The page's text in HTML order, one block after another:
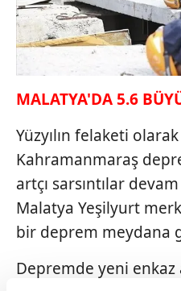
MALATYA'DA 5.6
Yüzyılın felaketi
Kahramanmaraş
artçı sarsıntılar
Malatya Yeşilyurt
bir deprem meydana
Depremde yeni enkaz